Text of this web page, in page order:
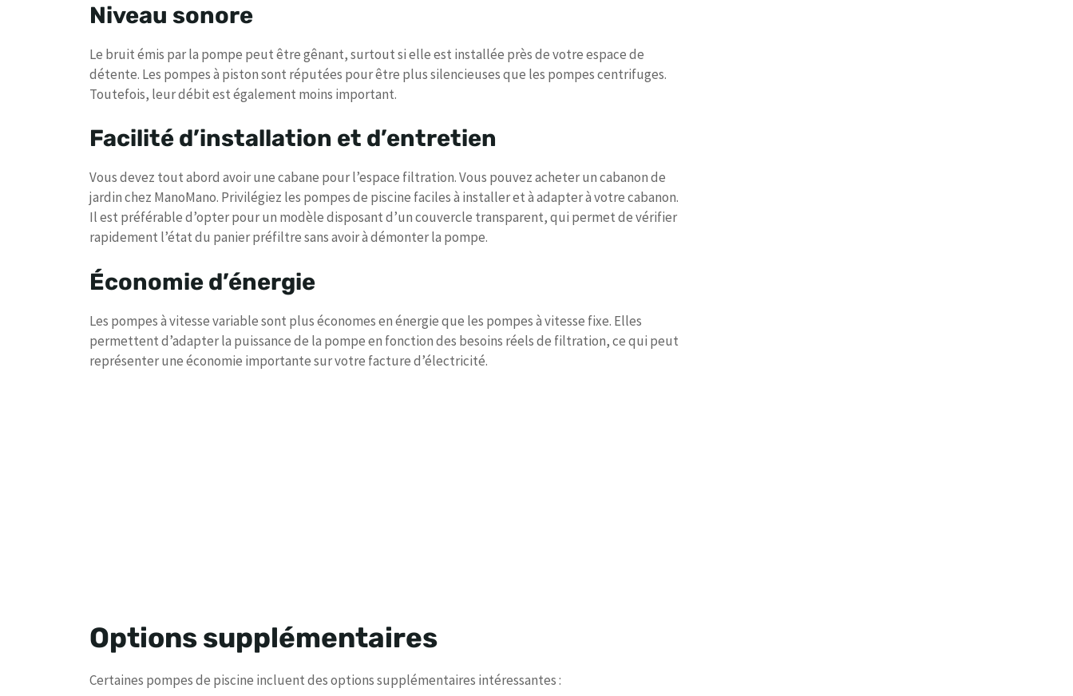
Niveau sonore
Le bruit émis par la pompe peut être gênant, surtout si elle est installée près de votre espace de
détente. Les pompes à piston sont réputées pour être plus silencieuses que les pompes centrifuges.
Toutefois, leur débit est également moins important.
Facilité d’installation et d’entretien
Vous devez tout abord avoir une cabane pour l’espace filtration. Vous pouvez acheter un cabanon de
jardin chez ManoMano. Privilégiez les pompes de piscine faciles à installer et à adapter à votre cabanon.
Il est préférable d’opter pour un modèle disposant d’un couvercle transparent, qui permet de vérifier
rapidement l’état du panier préfiltre sans avoir à démonter la pompe.
Économie d’énergie
Les pompes à vitesse variable sont plus économes en énergie que les pompes à vitesse fixe. Elles
permettent d’adapter la puissance de la pompe en fonction des besoins réels de filtration, ce qui peut
représenter une économie importante sur votre facture d’électricité.
Options supplémentaires
Certaines pompes de piscine incluent des options supplémentaires intéressantes :